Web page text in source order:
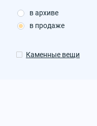
в архиве
в продаже
Каменные вещи